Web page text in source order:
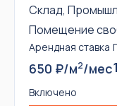
Склад,
Помещение
Арендная ставка
650 ₽/м2/мес
Включено